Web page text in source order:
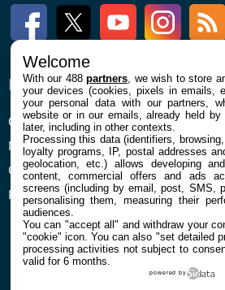
FacebookTwitter Youtube
ENTREPRISE
Qui sommes nous
Mentions légales et CGU
Confidentialité et Cookies
Préférences cookies
À
La
Contact
Welcome
With our 488partners , we wish to store
your devices (cookies, pixels in emails,
your personal data with our partners,
website or in our emails, already held
later, including in other contexts.
Processing this data (identifiers,
loyalty programs, IP, postal addresses
geolocation, etc.) allows developing
content, commercial offers and ads
screens (including by email, post, SMS,
personalising them, measuring their
audiences.
You can "accept all" and withdraw your
"cookie" icon. You can also "set detailed
processing activities not subject to
valid for 6 months.
powered by